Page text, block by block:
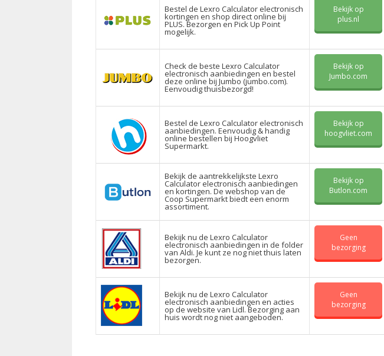
Bestel de Lexro Calculator electronisch
kortingen en shop direct online bij
PLUS. Bezorgen en Pick Up Point
mogelijk.
Bekijk op
plus.nl
Check de beste Lexro Calculator
electronisch aanbiedingen en bestel
deze online bij Jumbo (jumbo.com).
Eenvoudig thuisbezorgd!
Bekijk op
Jumbo.com
Bestel de Lexro Calculator electronisch
aanbiedingen. Eenvoudig & handig
online bestellen bij Hoogvliet
Supermarkt.
Bekijk op
hoogvliet.com
Bekijk de aantrekkelijkste Lexro
Calculator electronisch aanbiedingen
en kortingen. De webshop van de
Coop Supermarkt biedt een enorm
assortiment.
Bekijk op
Butlon.com
Bekijk nu de Lexro Calculator
electronisch aanbiedingen in de folder
van Aldi. Je kunt ze nog niet thuis laten
bezorgen.
Geen
bezorging
Bekijk nu de Lexro Calculator
electronisch aanbiedingen en acties
op de website van Lidl. Bezorging aan
huis wordt nog niet aangeboden.
Geen
bezorging